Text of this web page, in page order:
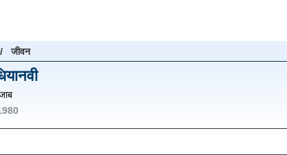
जीवन
बटन पर क्लिक